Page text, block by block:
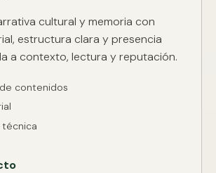
cultural y memoria con
estructura clara y presencia
a contexto, lectura y reputación.
contenidos
técnica